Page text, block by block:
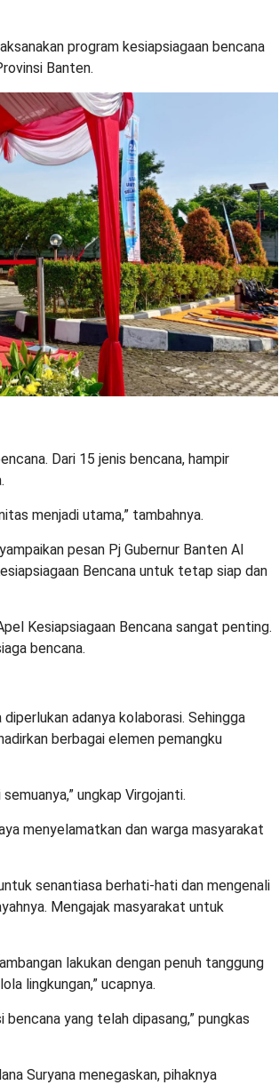
program kesiapsiagaan bencana
Banten.
Dari 15 jenis bencana, hampir
menjadi utama,” tambahnya.
pesan Pj Gubernur Banten Al
Bencana untuk tetap siap dan
Kesiapsiagaan Bencana sangat penting.
bencana.
adanya kolaborasi. Sehingga
berbagai elemen pemangku
ungkap Virgojanti.
menyelamatkan dan warga masyarakat
senantiasa berhati-hati dan mengenali
Mengajak masyarakat untuk
lakukan dengan penuh tanggung
lingkungan,” ucapnya.
yang telah dipasang,” pungkas
Suryana menegaskan, pihaknya